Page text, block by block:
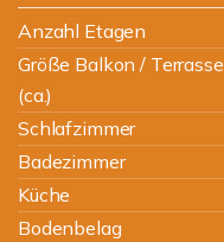
Anzahl Etagen
Größe Balkon / Terrasse
(ca.)
Schlafzimmer
Badezimmer
Küche
Bodenbelag